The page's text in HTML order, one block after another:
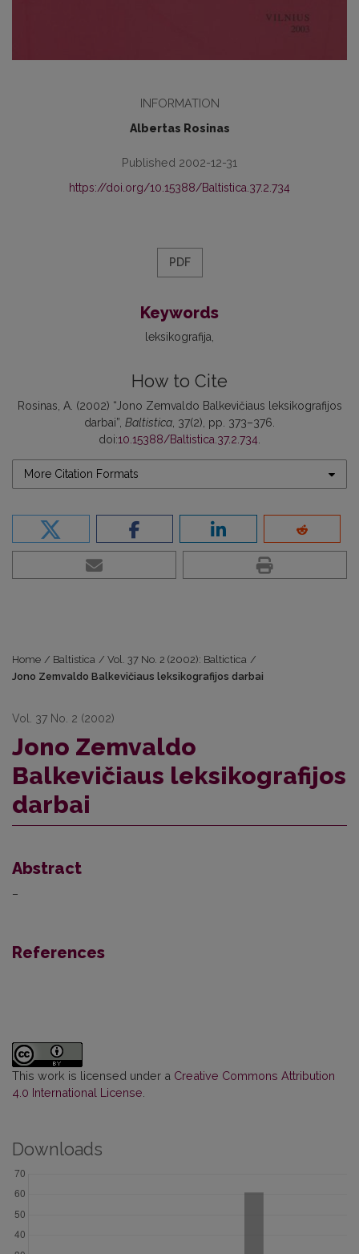
INFORMATION
Albertas Rosinas
Published 2002-12-31
https://doi.org/10.15388/Baltistica.37.2.734
PDF
Keywords
leksikografija
How to Cite
Rosinas, A. (2002) “Jono Zemvaldo Balkevičiaus leksikografijos
darbai”, Baltistica , 37(2), pp. 373–376.
doi:10.15388/Baltistica.37.2.734
More Citation Formats
Home / Baltistica / Vol. 37 No. 2 (2002): Baltictica /
Jono Zemvaldo Balkevičiaus leksikografijos darbai
Vol. 37 No. 2 (2002)
Jono Zemvaldo
Balkevičiaus leksikografijos
darbai
Abstract
–
References
This work is licensed under a Creative Commons Attribution
4.0 International License
Downloads